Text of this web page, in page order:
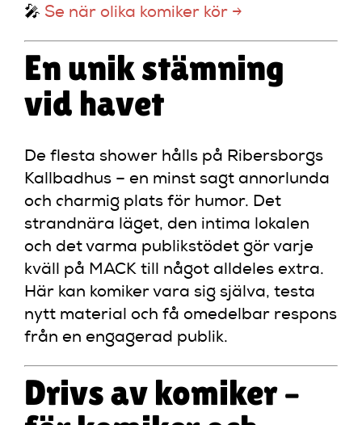
🎤 Se när olika komiker kör →
En unik stämning
vid havet
De flesta shower hålls på Ribersborgs
Kallbadhus – en minst sagt annorlunda
och charmig plats för humor. Det
strandnära läget, den intima lokalen
och det varma publikstödet gör varje
kväll på MACK till något alldeles extra.
Här kan komiker vara sig själva, testa
nytt material och få omedelbar respons
från en engagerad publik.
Drivs av komiker –